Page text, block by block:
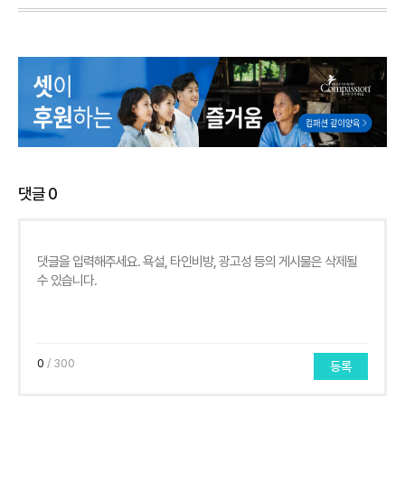
댓글0
0 / 300 등록